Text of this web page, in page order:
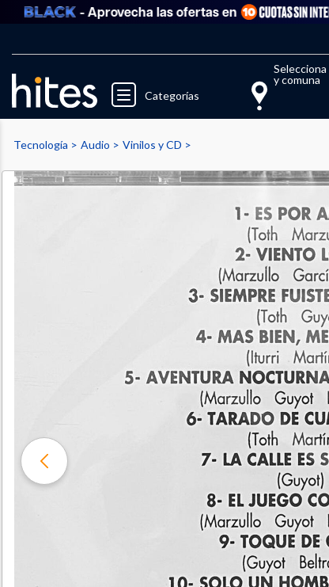
- Aprovecha las ofertas en
Categorías
y comuna
Llegaste al límite de
Tecnología Audio
Vinilos y CD